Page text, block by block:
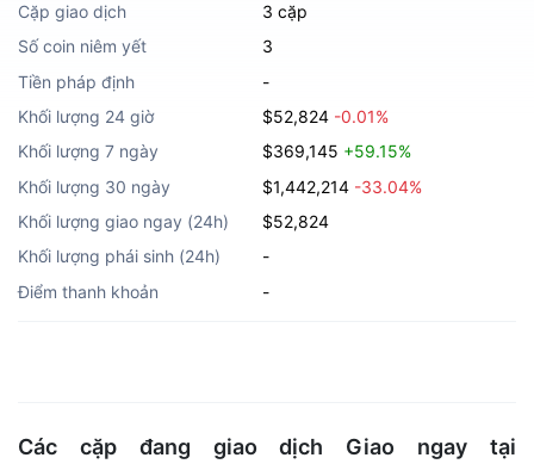
Cặp giao dịch
3 cặp
Số coin niêm yết
3
Tiền pháp định
-
Khối lượng 24 giờ
$52,824 -0.01%
Khối lượng 7 ngày
$369,145 +59.15%
Khối lượng 30 ngày
$1,442,214 -33.04%
Khối lượng giao ngay (24h)
$52,824
Khối lượng phái sinh (24h)
-
Điểm thanh khoản
-
Các cặp đang giao dịch Giao ngay tại